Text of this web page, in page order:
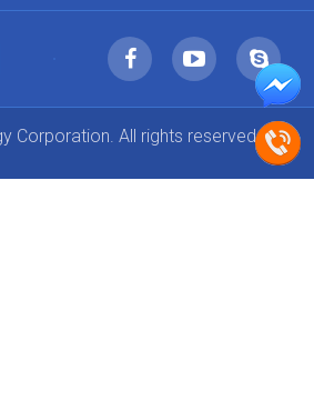
Corporation. All rights reserved.